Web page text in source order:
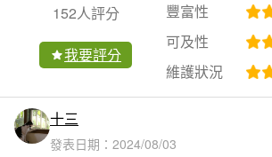
152人評分
我要評分
豐富性
可及性
維護狀況
十三
發表日期： 2024/08/03